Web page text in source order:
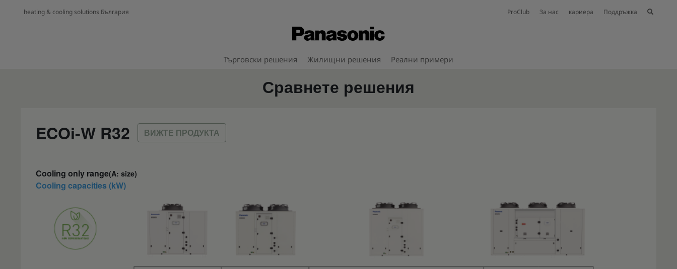
heating & cooling solutions България ProClub За нас кариера Поддръжка
Търговски решения Жилищни решения Реални примери
Сравнете решения
ECOi-W R32
ВИЖТЕ ПРОДУКТА
Cooling only range(A: size)
Cooling capacities (kW)